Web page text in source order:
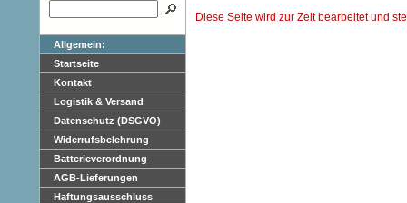
Allgemein:
Startseite
Kontakt
Logistik & Versand
Datenschutz (DSGVO)
Widerrufsbelehrung
Batterieverordnung
AGB-Lieferungen
Haftungsausschluss
Diese Seite wird zur Zeit bearbeitet und